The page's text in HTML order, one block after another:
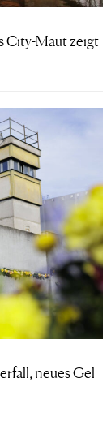
City-Maut zeigt
neues Gel